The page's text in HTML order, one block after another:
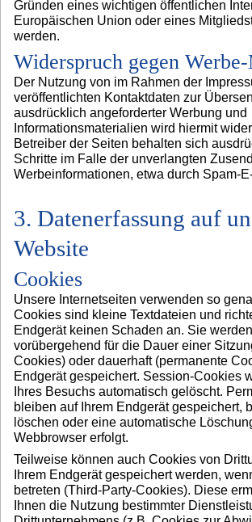
Gründen eines wichtigen öffentlichen
Europäischen Union oder eines
werden.
Widerspruch gegen
Der Nutzung von im Rahmen der
veröffentlichten Kontaktdaten zur
ausdrücklich angeforderter Werbung und
Informationsmaterialien wird hiermit
Betreiber der Seiten behalten sich
Schritte im Falle der unverlangten
Werbeinformationen, etwa durch Spam-
3. Datenerfassung auf
Website
Cookies
Unsere Internetseiten verwenden so
Cookies sind kleine Textdateien und
Endgerät keinen Schaden an. Sie
vorübergehend für die Dauer einer
Cookies) oder dauerhaft (permanente
Endgerät gespeichert. Session-Cookies
Ihres Besuchs automatisch gelöscht.
bleiben auf Ihrem Endgerät gespeichert,
löschen oder eine automatische
Webbrowser erfolgt.
Teilweise können auch Cookies von
Ihrem Endgerät gespeichert werden,
betreten (Third-Party-Cookies). Diese
Ihnen die Nutzung bestimmter